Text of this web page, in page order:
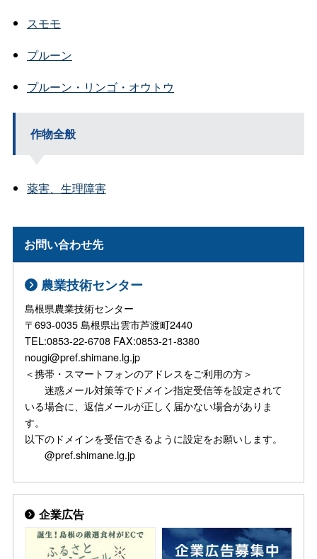
スモモ
プルーン
プルーン・リンゴ・オウトウ
作物全般
薬害、生理障害
お問い合わせ先
農業技術センター
島根県農業技術センター
〒693-0035 島根県出雲市芦渡町2440
TEL:0853-22-6708 FAX:0853-21-8380
nougi@pref.shimane.lg.jp
＜携帯・スマートフォンのアドレスをご利用の方＞
迷惑メール対策等でドメイン指定受信等を設定されて
いる場合に、返信メールが正しく届かない場合がありま
す。
以下のドメインを受信できるように設定をお願いします。
@pref.shimane.lg.jp
企業広告